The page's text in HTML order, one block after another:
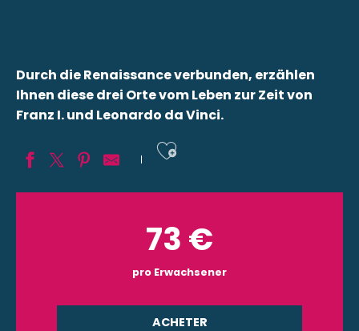
Durch die Renaissance verbunden, erzählen
Ihnen diese drei Orte vom Leben zur Zeit von
Franz I. und Leonardo da Vinci.
Ajouter aux
73 €
pro Erwachsener
ACHETER